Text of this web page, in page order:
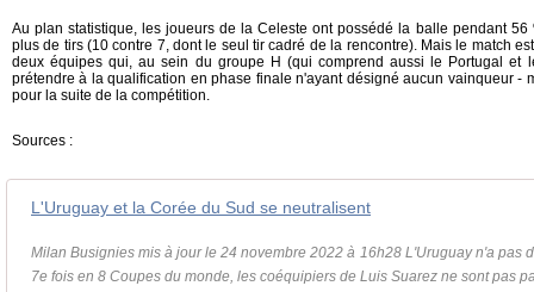
Au plan statistique, les joueurs de la Celeste ont possédé la balle pendant
plus de tirs (10 contre 7, dont le seul tir cadré de la rencontre). Mais le match
deux équipes qui, au sein du groupe H (qui comprend aussi le Portugal et
prétendre à la qualification en phase finale n'ayant désigné aucun vainqueur -
pour la suite de la compétition.
Sources :
L'Uruguay et la Corée du Sud se neutralisent
Milan Busignies mis à jour le 24 novembre 2022 à 16h28 L'Uruguay n'a pas
7e fois en 8 Coupes du monde, les coéquipiers de Luis Suarez ne sont pas